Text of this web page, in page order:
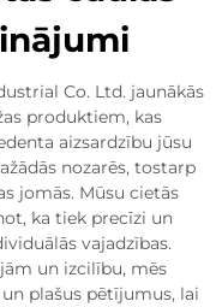
Co. Ltd. jaunākās
produktiem, kas
aizsardzību jūsu
nozarēs, tostarp
jomās. Mūsu cietās
ka tiek precīzi un
vajadzības.
un izcilību, mēs
plašus pētījumus, lai